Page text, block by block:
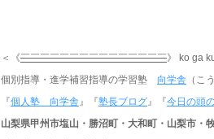
＜《￣￣￣￣￣￣￣￣￣￣￣￣￣￣￣》 ko ga
個別指導・進学補習指導の学習塾 向学舎 （こ
『個人塾 向学舎 』『塾長ブログ』『今日の頭
山梨県甲州市塩山・勝沼町・大和町・山梨市・